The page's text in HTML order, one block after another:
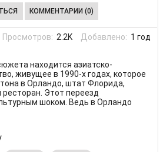
КОММЕНТАРИИ (0)
Просмотров: 2.2K Добавлено: 1 год
находится азиатско-
живущее в 1990-х годах, которое
в Орландо, штат Флорида,
Этот переезд
шоком. Ведь в Орландо